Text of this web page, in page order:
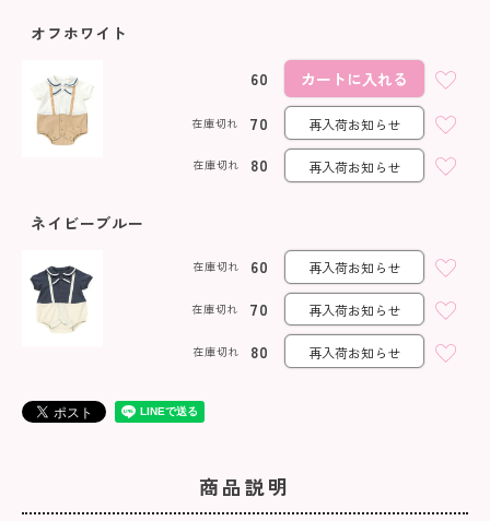
オフホワイト
60 カートに入れる
70
在庫切れ 再入荷お知らせ
80
在庫切れ 再入荷お知らせ
ネイビーブルー
60
在庫切れ 再入荷お知らせ
70
在庫切れ 再入荷お知らせ
80
在庫切れ 再入荷お知らせ
商品説明